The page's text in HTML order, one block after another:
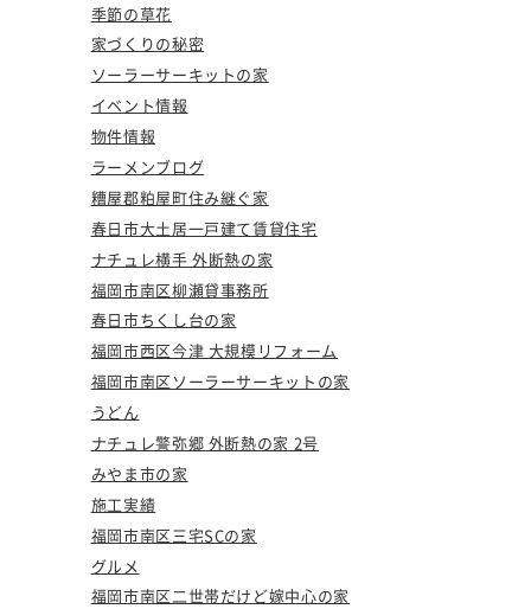
季節の草花
家づくりの秘密
ソーラーサーキットの家
イベント情報
物件情報
ラーメンブログ
糟屋郡粕屋町住み継ぐ家
春日市大土居一戸建て賃貸住宅
ナチュレ横手 外断熱の家
福岡市南区柳瀬貸事務所
春日市ちくし台の家
福岡市西区今津 大規模リフォーム
福岡市南区ソーラーサーキットの家
うどん
ナチュレ警弥郷 外断熱の家 2号
みやま市の家
施工実績
福岡市南区三宅SCの家
グルメ
福岡市南区二世帯だけど嫁中心の家